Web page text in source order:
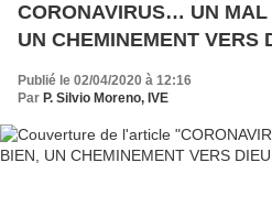
CORONAVIRUS… UN MAL
UN CHEMINEMENT VERS
Publié le 02/04/2020 à 12:16
Par P. Silvio Moreno, IVE